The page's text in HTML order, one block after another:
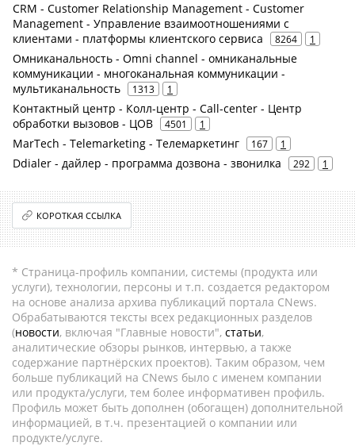
CRM - Customer Relationship Management - Customer
Management - Управление взаимоотношениями с
клиентами - платформы клиентского сервиса
8264 1
Омниканальность - Omni channel - омниканальные
коммуникации - многоканальная коммуникации -
мультиканальность
1313 1
Контактный центр - Колл-центр - Call-center - Центр
обработки вызовов - ЦОВ
4501 1
MarTech - Telemarketing - Телемаркетинг 167 1
Ddialer - дайлер - программа дозвона - звонилка 292 1
КОРОТКАЯ ССЫЛКА
* Страница-профиль компании, системы (продукта или
услуги), технологии, персоны и т.п. создается редактором
на основе анализа архива публикаций портала CNews.
Обрабатываются тексты всех редакционных разделов
(новости, включая "Главные новости", статьи,
аналитические обзоры рынков, интервью, а также
содержание партнёрских проектов). Таким образом, чем
больше публикаций на CNews было с именем компании
или продукта/услуги, тем более информативен профиль.
Профиль может быть дополнен (обогащен) дополнительной
информацией, в т.ч. презентацией о компании или
продукте/услуге.